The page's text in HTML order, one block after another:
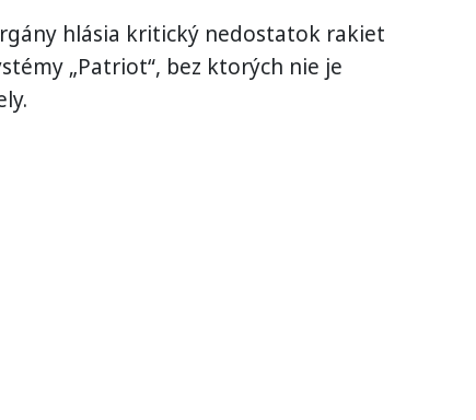
hlásia kritický nedostatok rakiet
„Patriot“, bez ktorých nie je